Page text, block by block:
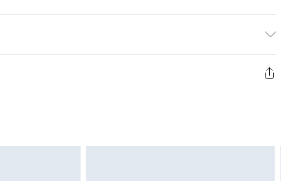
kr80
kr239
badkläder eller underkläder om